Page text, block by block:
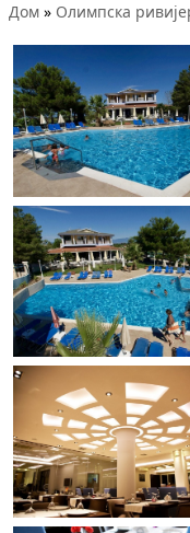
Дом » Олимпска